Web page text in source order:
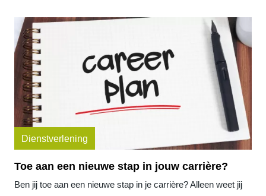
Dienstverlening
Toe aan een nieuwe stap in jouw carrière?
Ben jij toe aan een nieuwe stap in je carrière? Alleen weet jij